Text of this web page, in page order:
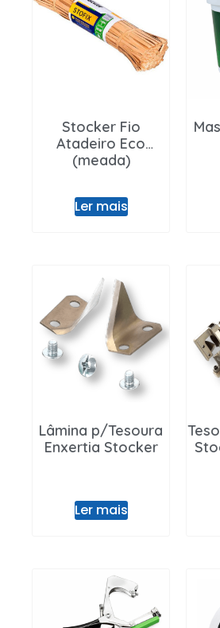
Stocker Fio
Atadeiro Eco
(meada)
Ler mais
Lâmina p/Tesoura
Enxertia Stocker
Ler mais